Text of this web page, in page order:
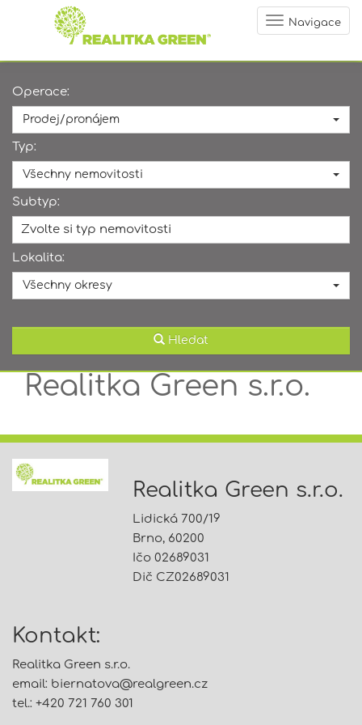
Navigace
Operace:
Prodej/pronájem
Typ:
Všechny nemovitosti
Subtyp:
Zvolte si typ nemovitosti
Lokalita:
Všechny okresy
Hledat
Realitka Green s.r.o.
Realitka Green s.r.o.
Lidická 700/19
Brno, 60200
Ičo 02689031
Dič CZ02689031
Kontakt:
Realitka Green s.r.o.
email: biernatova@realgreen.cz
tel.: +420 721 760 301